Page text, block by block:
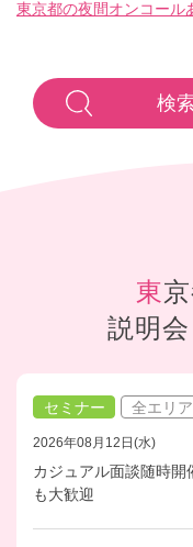
東京都の夜間オンコール
検
東
説明
セミナー 全エリア
2026年08月12日(水)
カジュアル面談随時
も大歓迎